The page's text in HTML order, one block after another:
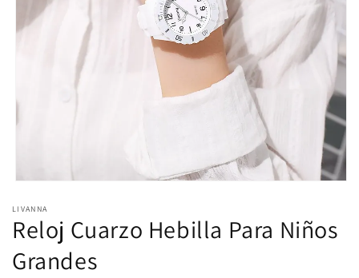
multimedia
1
en
ventana
modal
LIVANNA
Reloj Cuarzo Hebilla Para Niños
Grandes